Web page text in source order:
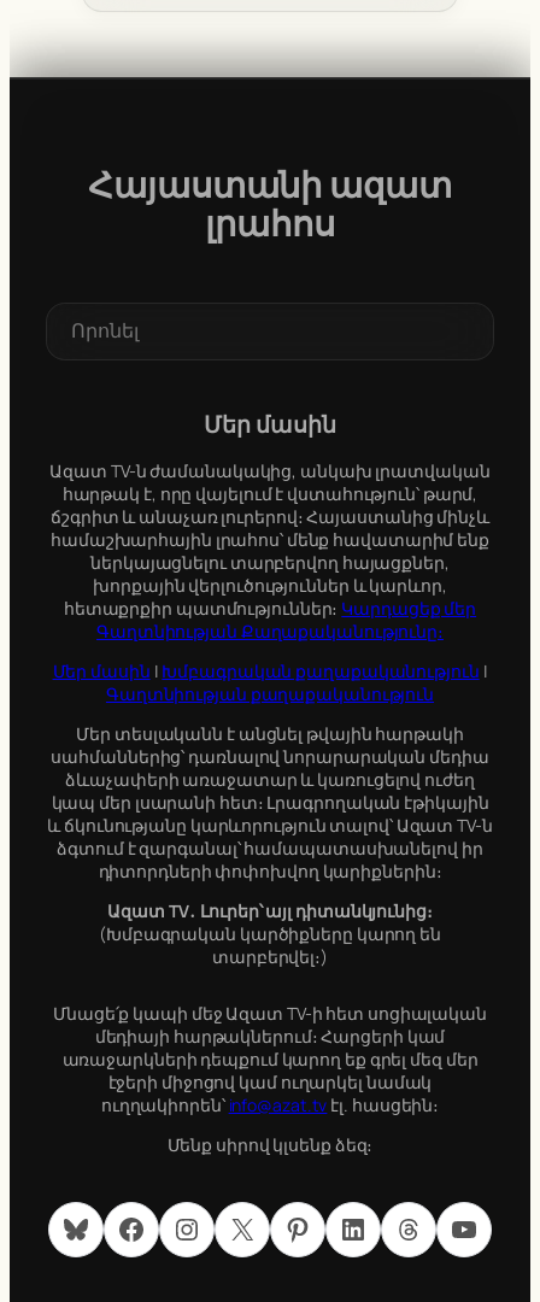
Մեր մասին
Ազատ TV-ն ժամանակակից, անկախ լրատվական
հարթակ է, որը վայելում է վստահություն՝ թարմ,
ճշգրիտ և անաչառ լուրերով։ Հայաստանից մինչև
համաշխարհային լրահոս՝ մենք հավատարիմ ենք
ներկայացնելու տարբերվող հայացքներ,
խորքային վերլուծություններ և կարևոր,
հետաքրքիր պատմություններ։ Կարդացեք մեր
Գաղտնիության Քաղաքականությունը։
Մեր մասին | Խմբագրական քաղաքականություն |
Գաղտնիության քաղաքականություն
Մեր տեսլականն է անցնել թվային հարթակի
սահմաններից՝ դառնալով նորարարական մեդիա
ձևաչափերի առաջատար և կառուցելով ուժեղ
կապ մեր լսարանի հետ։ Լրագրողական էթիկային
և ճկունությանը կարևորություն տալով՝ Ազատ TV-ն
ձգտում է զարգանալ՝ համապատասխանելով իր
դիտորդների փոփոխվող կարիքներին։
Ազատ TV․ Լուրեր՝ այլ դիտանկյունից։
(Խմբագրական կարծիքները կարող են
տարբերվել։)
Հայաստանի ազատ
լրահոս
Մնացե՛ք կապի մեջ Ազատ TV-ի հետ սոցիալական
մեդիայի հարթակներում։ Հարցերի կամ
առաջարկների դեպքում կարող եք գրել մեզ մեր
էջերի միջոցով կամ ուղարկել նամակ
ուղղակիորեն՝ info@azat.tv էլ. հասցեին։
Մենք սիրով կլսենք ձեզ։
Bluesky Facebook Instagram X Pinterest LinkedIn Threads YouTube